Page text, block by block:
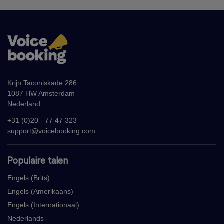
Populaire talen
Engels (Brits)
Engels (Amerikaans)
Engels (Internationaal)
Nederlands
Krijn Taconiskade 286
1087 HW Amsterdam
Nederland
+31 (0)20 - 77 47 323
support@voicebooking.com